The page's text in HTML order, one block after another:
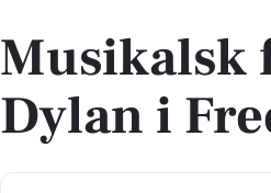
Musikalsk
Dylan i